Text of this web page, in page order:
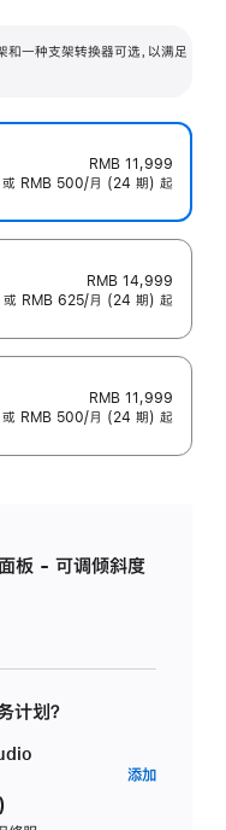
一种支架转换器可选，以满足
RMB 11,999
或 RMB 500/月 (24 期) 起
RMB 14,999
或 RMB 625/月 (24 期) 起
RMB 11,999
或 RMB 500/月 (24 期) 起
- 可调倾斜度
划？
添加